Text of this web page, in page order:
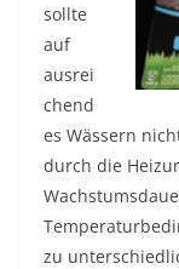
sollte
auf
ausrei
chend
es Wässern
durch die
zu